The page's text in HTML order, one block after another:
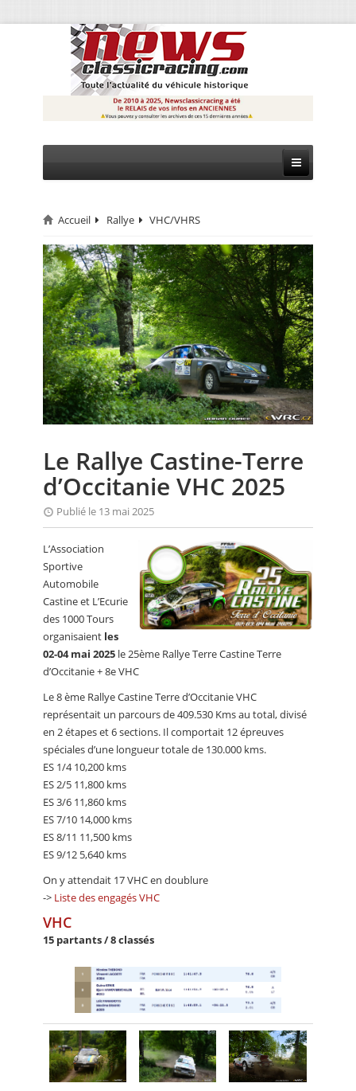
CIRCUIT
RALLYE
MONTAGNE
EVÈNEMENTS
CALENDRIER
FOCUS
ANNUAIRES
PETITES ANNONCES
Accueil Rallye VHC/VHRS
Le Rallye Castine-Terre
d’Occitanie VHC 2025
Publié le 13 mai 2025
L’Association
Sportive
Automobile
Castine et L’Ecurie
des 1000 Tours
organisaient les
02-04 mai 2025 le 25ème Rallye Terre Castine Terre
d’Occitanie + 8e VHC
Le 8 ème Rallye Castine Terre d’Occitanie VHC
représentait un parcours de 409.530 Kms au total, divisé
en 2 étapes et 6 sections. Il comportait 12 épreuves
spéciales d’une longueur totale de 130.000 kms.
ES 1/4 10,200 kms
ES 2/5 11,800 kms
ES 3/6 11,860 kms
ES 7/10 14,000 kms
ES 8/11 11,500 kms
ES 9/12 5,640 kms
On y attendait 17 VHC en doublure
-> Liste des engagés VHC
VHC
15 partants / 8 classés